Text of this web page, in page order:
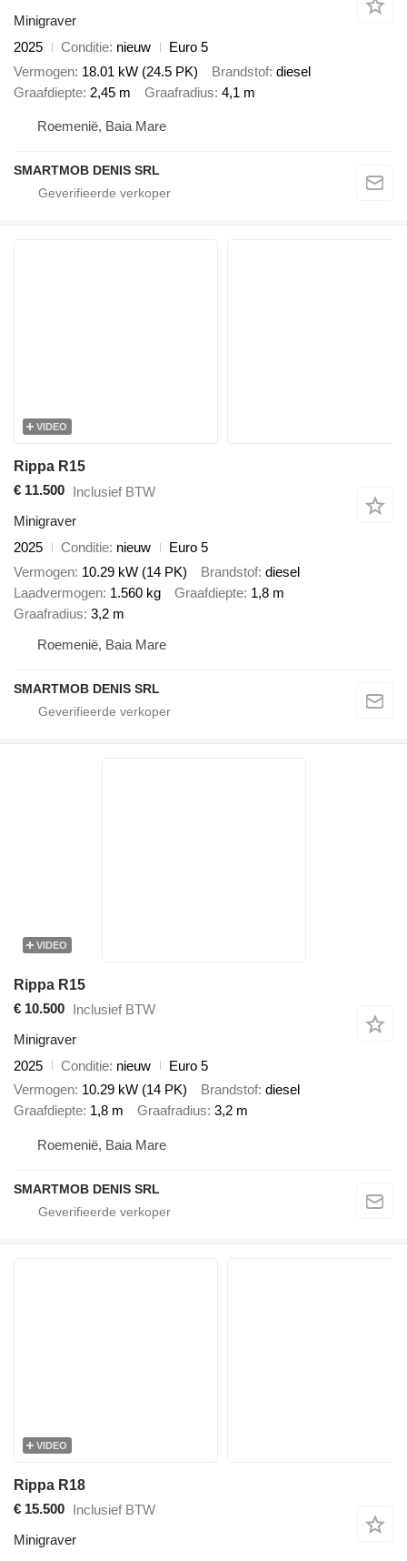
Minigraver
2025
Conditie nieuw
Euro 5
Vermogen 18.01 kW (24.5 PK) Brandstof diesel
Graafdiepte 2,45 m Graafradius 4,1 m
Roemenië, Baia Mare
SMARTMOB DENIS SRL
VIDEO
Rippa R15
€ 11.500 Inclusief BTW
Minigraver
2025
Conditie nieuw
Euro 5
Vermogen 10.29 kW (14 PK) Brandstof diesel
Laadvermogen 1.560 kg Graafdiepte 1,8 m
Graafradius 3,2 m
Roemenië, Baia Mare
SMARTMOB DENIS SRL
VIDEO
Rippa R15
€ 10.500 Inclusief BTW
Minigraver
2025
Conditie nieuw
Euro 5
Vermogen 10.29 kW (14 PK) Brandstof diesel
Graafdiepte 1,8 m Graafradius 3,2 m
Roemenië, Baia Mare
SMARTMOB DENIS SRL
VIDEO
Rippa R18
€ 15.500 Inclusief BTW
Minigraver